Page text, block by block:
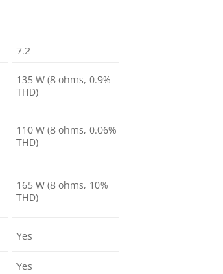
7.2
135 W (8 ohms, 0.9%
THD)
110 W (8 ohms, 0.06%
THD)
165 W (8 ohms, 10%
THD)
Yes
Yes